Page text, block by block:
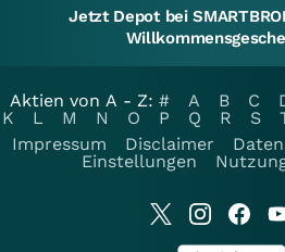
Jetzt Depot bei
Aktien von A - Z: # A B C
K
L M N O P Q R S
Impressum
Disclaimer
Einstellungen